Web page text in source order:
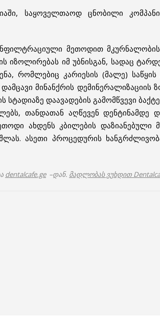
საყოველთაოდ ცნობილი
მეთოდით
იმ უბნისგან, სადაც
რომლებიც კარიესის (მალე) საწყის
მინანქრის
სტადიაზე დაავადების გამომწვევი
თანდათან აღწევენ დენტინამდე
ახდენს კბილების დაზიანებული
ასეთი პროცედურის
dentalcafe.ge–დან. მადლობას ვუხდით